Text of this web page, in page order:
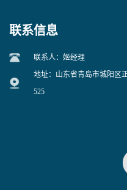
联系信息
联系人：姬经理
地址：山东省青岛市城阳区
525